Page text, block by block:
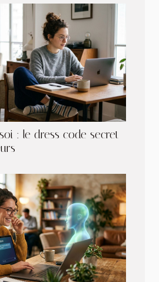
: le dress code secret